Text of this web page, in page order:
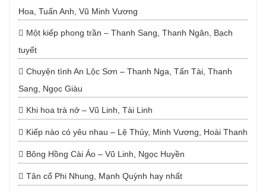
Hoa, Tuấn Anh, Vũ Minh Vương
Một kiếp phong trần – Thanh Sang, Thanh Ngân, Bạch
tuyết
Chuyện tình An Lộc Sơn – Thanh Nga, Tấn Tài, Thanh
Sang, Ngọc Giàu
Khi hoa trà nở – Vũ Linh, Tài Linh
Kiếp nào có yêu nhau – Lệ Thủy, Minh Vương, Hoài Thanh
Bông Hồng Cài Áo – Vũ Linh, Ngọc Huyền
Tân cổ Phi Nhung, Mạnh Quỳnh hay nhất